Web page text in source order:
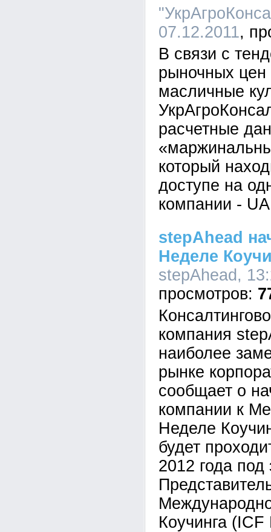
07.12.2011
В связи с
рыночных цен
масличные
расчетные
который
доступе на
компании -
stepAhead
Неделе
stepAhead,
компания
наиболее
рынке
сообщает о
компании к
Неделе
будет
2012 года под
Коучинга